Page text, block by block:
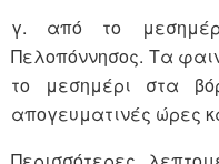
γ. από το
Πελοπόννησος. Τα
το μεσημέρι στα
απογευματινές ώρες